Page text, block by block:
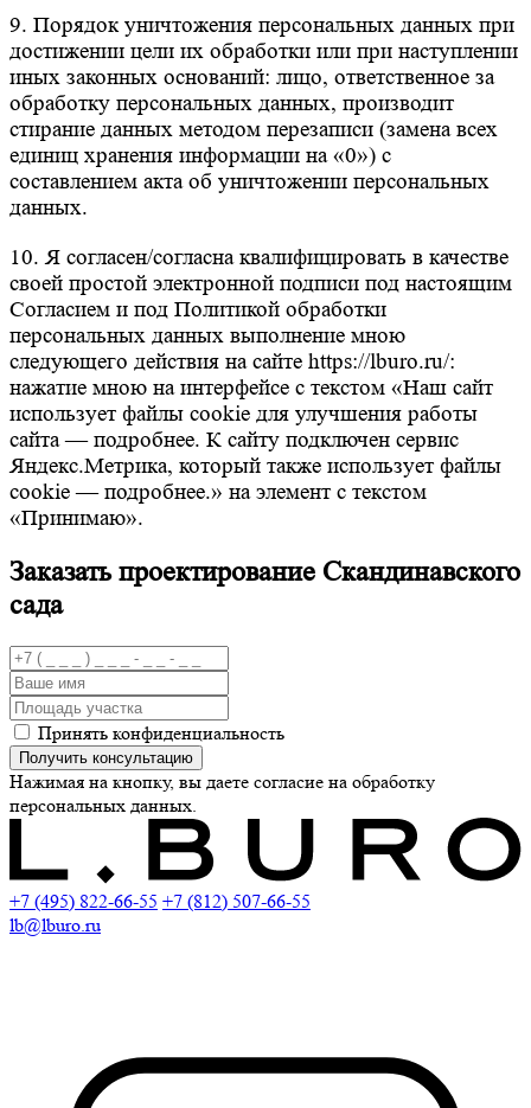
9. Порядок уничтожения персональных данных при
достижении цели их обработки или при наступлении
иных законных оснований: лицо, ответственное за
обработку персональных данных, производит
стирание данных методом перезаписи (замена всех
единиц хранения информации на «0») с
составлением акта об уничтожении персональных
данных.
10. Я согласен/согласна квалифицировать в качестве
своей простой электронной подписи под настоящим
Согласием и под Политикой обработки
персональных данных выполнение мною
следующего действия на сайте https://lburo.ru/:
нажатие мною на интерфейсе с текстом «Наш сайт
использует файлы cookie для улучшения работы
сайта — подробнее. К сайту подключен сервис
Яндекс.Метрика, который также использует файлы
cookie — подробнее.» на элемент с текстом
«Принимаю».
Заказать проектирование Скандинавского
сада
Принять конфиденциальность
Получить консультацию
Нажимая на кнопку, вы даете согласие на обработку
персональных данных.
+7 (495) 822-66-55 +7 (812) 507-66-55
lb@lburo.ru